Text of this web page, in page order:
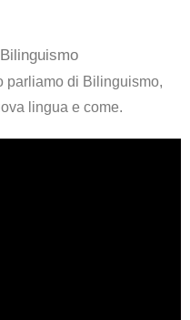
parliamo di Bilinguismo,
lingua e come.